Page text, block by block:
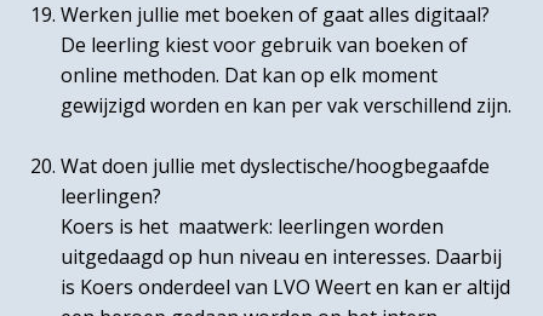
Werken jullie met boeken of gaat alles digitaal?
De leerling kiest voor gebruik van boeken of
online methoden. Dat kan op elk moment
gewijzigd worden en kan per vak verschillend zijn.
Wat doen jullie met dyslectische/hoogbegaafde
leerlingen?
Koers is het maatwerk: leerlingen worden
uitgedaagd op hun niveau en interesses. Daarbij
is Koers onderdeel van LVO Weert en kan er altijd